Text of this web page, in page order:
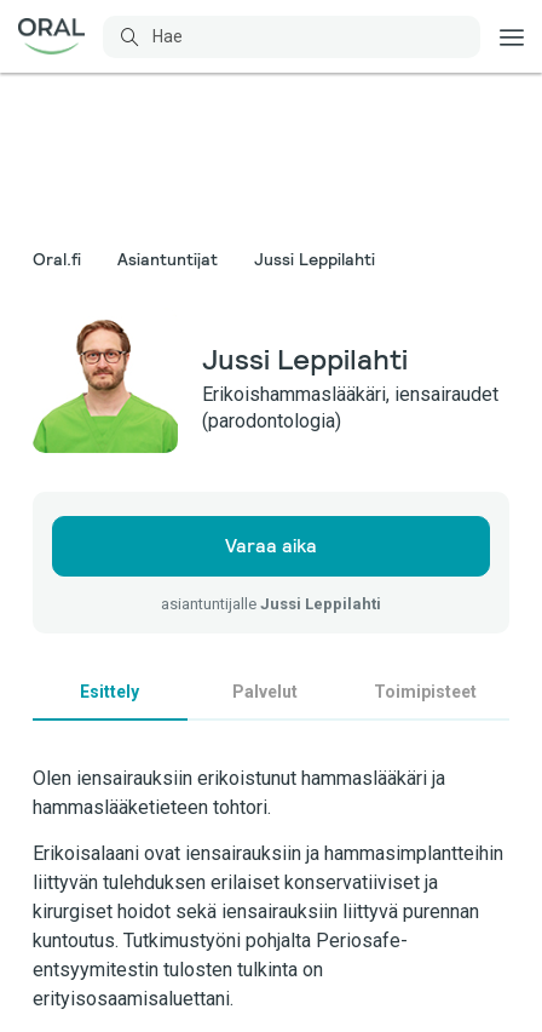
Oral.fi Asiantuntijat Jussi Leppilahti
Jussi Leppilahti
Erikoishammaslääkäri, iensairaudet
(parodontologia)
Varaa aika
asiantuntijalle Jussi Leppilahti
Esittely Palvelut Toimipisteet
Olen iensairauksiin erikoistunut hammaslääkäri ja
hammaslääketieteen tohtori.
Erikoisalaani ovat iensairauksiin ja hammasimplantteihin
liittyvän tulehduksen erilaiset konservatiiviset ja
kirurgiset hoidot sekä iensairauksiin liittyvä purennan
kuntoutus. Tutkimustyöni pohjalta Periosafe-
entsyymitestin tulosten tulkinta on
erityisosaamisaluettani.